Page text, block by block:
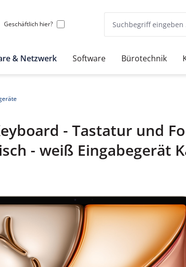
Geschäftlich hier?
& Netzwerk Software Bürotechnik
- Tastatur und
- weiß Eingabegerät